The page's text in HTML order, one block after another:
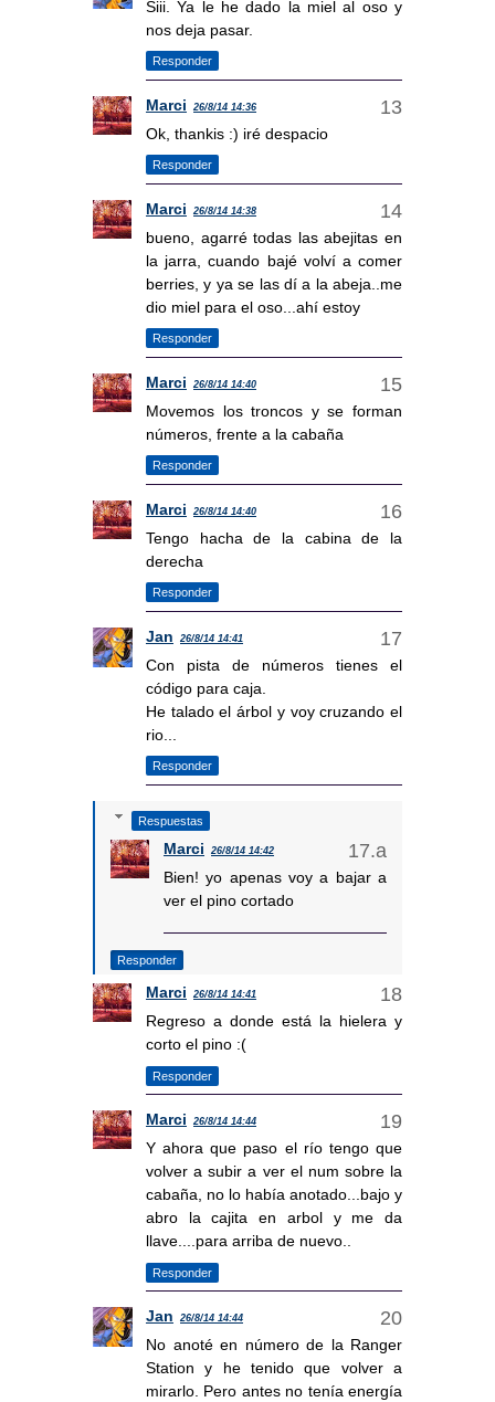
Siii. Ya le he dado la miel al oso y
nos deja pasar.
Responder
Marci 26/8/14 14:36
Ok, thankis :) iré despacio
Responder
Marci 26/8/14 14:38
bueno, agarré todas las abejitas en
la jarra, cuando bajé volví a comer
berries, y ya se las dí a la abeja..me
dio miel para el oso...ahí estoy
Responder
Marci 26/8/14 14:40
Movemos los troncos y se forman
números, frente a la cabaña
Responder
Marci 26/8/14 14:40
Tengo hacha de la cabina de la
derecha
Responder
Jan 26/8/14 14:41
Con pista de números tienes el
código para caja.
He talado el árbol y voy cruzando el
rio...
Responder
Respuestas
Marci 26/8/14 14:42
Bien! yo apenas voy a bajar a
ver el pino cortado
Responder
Marci 26/8/14 14:41
Regreso a donde está la hielera y
corto el pino :(
Responder
Marci 26/8/14 14:44
Y ahora que paso el río tengo que
volver a subir a ver el num sobre la
cabaña, no lo había anotado...bajo y
abro la cajita en arbol y me da
llave....para arriba de nuevo..
Responder
Jan 26/8/14 14:44
No anoté en número de la Ranger
Station y he tenido que volver a
mirarlo. Pero antes no tenía energía